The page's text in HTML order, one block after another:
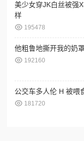
美少女穿JK白丝被强
样
195478
他粗鲁地撕开我的奶
192160
公交车多人伦 H 被喂
181720